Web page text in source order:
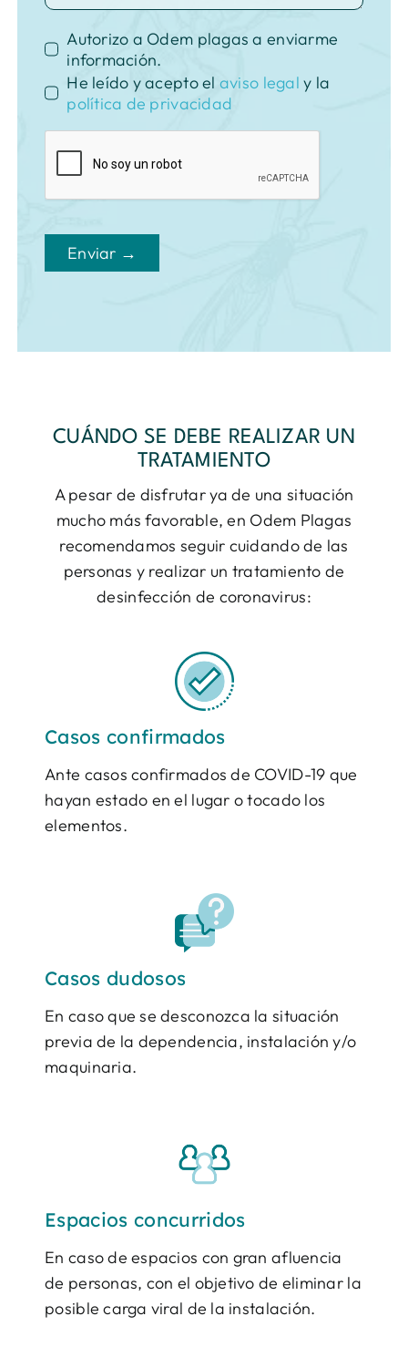
Autorizo a Odem plagas a enviarme
información.
He leído y acepto el aviso legal y la
política de privacidad
Enviar →
CUÁNDO SE DEBE REALIZAR UN
TRATAMIENTO
A pesar de disfrutar ya de una situación
mucho más favorable, en Odem Plagas
recomendamos seguir cuidando de las
personas y realizar un tratamiento de
desinfección de coronavirus:
Casos confirmados
Ante casos confirmados de COVID-19 que
hayan estado en el lugar o tocado los
elementos.
Casos dudosos
En caso que se desconozca la situación
previa de la dependencia, instalación y/o
maquinaria.
Espacios concurridos
En caso de espacios con gran afluencia
de personas, con el objetivo de eliminar la
posible carga viral de la instalación.